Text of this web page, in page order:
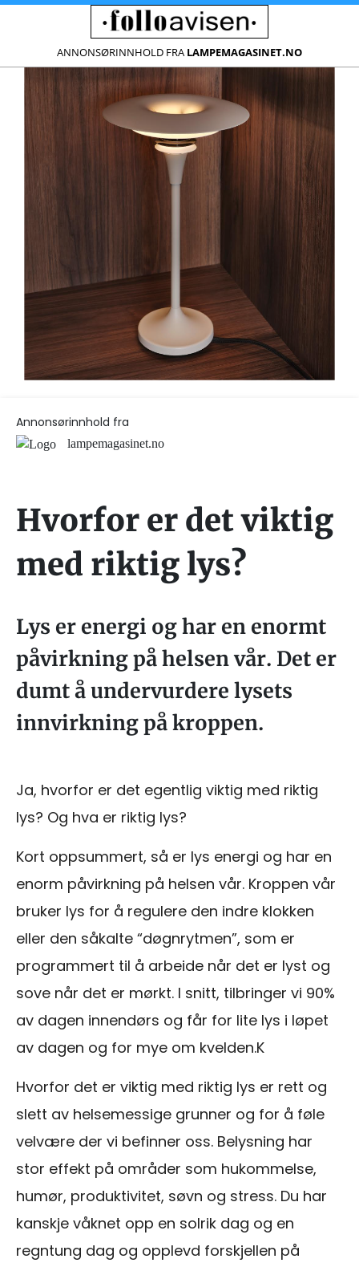
ANNONSØRINNHOLD FRA LAMPEMAGASINET.NO
Annonsørinnhold fra
lampemagasinet.no
Hvorfor er det viktig
med riktig lys?
Lys er energi og har en enormt
påvirkning på helsen vår. Det er
dumt å undervurdere lysets
innvirkning på kroppen.
Ja, hvorfor er det egentlig viktig med riktig
lys? Og hva er riktig lys?
Kort oppsummert, så er lys energi og har en
enorm påvirkning på helsen vår. Kroppen vår
bruker lys for å regulere den indre klokken
eller den såkalte “døgnrytmen”, som er
programmert til å arbeide når det er lyst og
sove når det er mørkt. I snitt, tilbringer vi 90%
av dagen innendørs og får for lite lys i løpet
av dagen og for mye om kvelden.K
Hvorfor det er viktig med riktig lys er rett og
slett av helsemessige grunner og for å føle
velvære der vi befinner oss. Belysning har
stor effekt på områder som hukommelse,
humør, produktivitet, søvn og stress. Du har
kanskje våknet opp en solrik dag og en
regntung dag og opplevd forskjellen på